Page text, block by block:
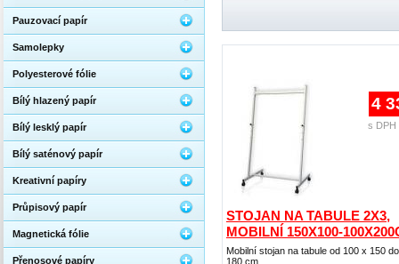
STOJAN NA TABULE 2X3,
MOBILNÍ 150X100-
Mobilní stojan na tabule od 100 x 150
180 cm
4
s DPH
Pauzovací papír
Samolepky
Polyesterové fólie
Bílý hlazený papír
Bílý lesklý papír
Bílý saténový papír
Kreativní papíry
Průpisový papír
Magnetická fólie
Přenosové papíry